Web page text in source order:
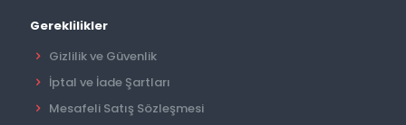
Gereklilikler
Gizlilik ve Güvenlik
İptal ve İade Şartları
Mesafeli Satış Sözleşmesi